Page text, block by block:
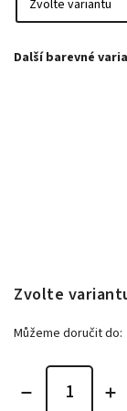
Zvolte
Můžeme doručit do: